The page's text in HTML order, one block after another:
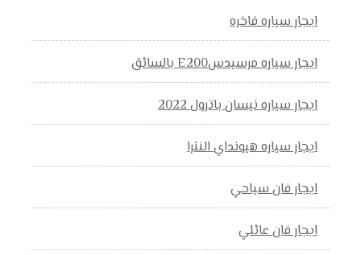
ايجار سياره فاخره
ايجار سياره مرسيدسE200 بالسائق
ايجار سياره نيسان باترول 2022
ايجار سياره هيونداي النترا
ايجار فان سياحي
ايجار فان عائلي